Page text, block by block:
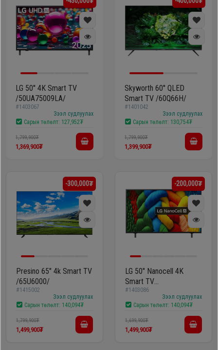
LG 50'' 4K Smart TV
/50UA75009LA/
#1403067
Зээл судлуулах
Сарын төлөлт: 127,952₮
1,799,900₮
1,369,900₮
Skyworth 60'' QLED
Smart TV /60Q66H/
#1401042
Зээл судлуулах
Сарын төлөлт: 130,754₮
1,799,900₮
1,399,900₮
-300,000₮
Presino 65" 4k Smart TV
/65U6000/
#1415002
Зээл судлуулах
Сарын төлөлт: 140,094₮
1,799,900₮
1,499,900₮
-200,000₮
LG 50" Nanocell 4K
Smart TV
/50NANO80A6B/
#1403086
Зээл судлуулах
Сарын төлөлт: 140,094₮
1,699,900₮
1,499,900₮